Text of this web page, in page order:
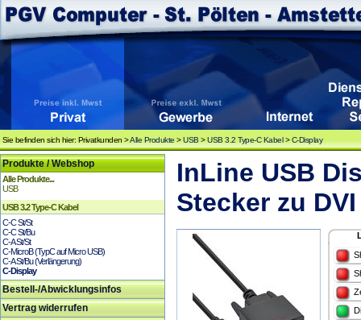
Sie befinden sich hier: Privatkunden >Alle Produkte >USB >USB 3.2 Type-C Kabel>C-Display
Produkte / Webshop
Alle Produkte...
USB
USB 3.2 Type-C Kabel
C-C St/St
C-C St/Bu
C-A St/St
C-MicroB (TypC auf Micro USB)
C-A St/Bu (Verlängerung)
C-Display
Bestell-/Abwicklungsinfos
Vertrag widerrufen
InLine USB
Stecker zu